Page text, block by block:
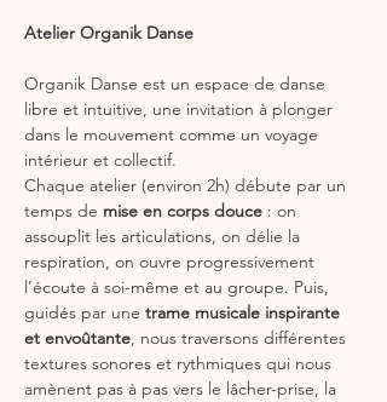
Atelier Organik Danse
Organik Danse est un espace de danse
libre et intuitive, une invitation à plonger
dans le mouvement comme un voyage
intérieur et collectif.
Chaque atelier (environ 2h) débute par un
temps de mise en corps douce : on
assouplit les articulations, on délie la
respiration, on ouvre progressivement
l’écoute à soi-même et au groupe. Puis,
guidés par une trame musicale inspirante
et envoûtante, nous traversons différentes
textures sonores et rythmiques qui nous
amènent pas à pas vers le lâcher-prise, la